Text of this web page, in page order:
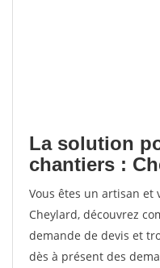
La solution
chantiers :
Vous êtes un artisan et
Cheylard, découvrez
demande de devis et
dès à présent des